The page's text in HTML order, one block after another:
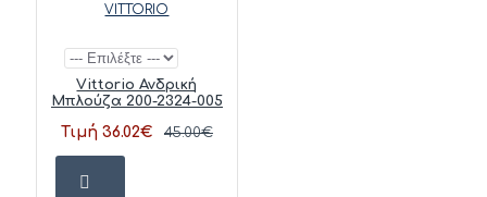
VITTORIO
Vittorio Ανδρική
Μπλούζα 200-2324-005
Τιμή 36.02€ 45.00€